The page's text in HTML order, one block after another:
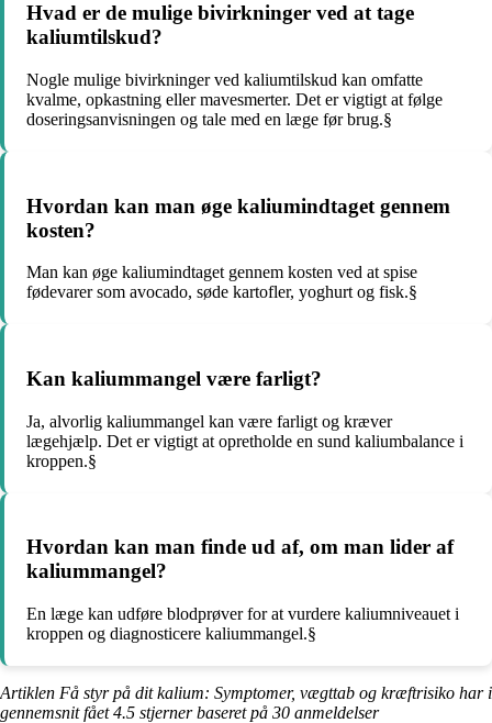
Hvad er de mulige bivirkninger ved at tage
kaliumtilskud?
Nogle mulige bivirkninger ved kaliumtilskud kan omfatte
kvalme, opkastning eller mavesmerter. Det er vigtigt at følge
doseringsanvisningen og tale med en læge før brug.§
Hvordan kan man øge kaliumindtaget gennem
kosten?
Man kan øge kaliumindtaget gennem kosten ved at spise
fødevarer som avocado, søde kartofler, yoghurt og fisk.§
Kan kaliummangel være farligt?
Ja, alvorlig kaliummangel kan være farligt og kræver
lægehjælp. Det er vigtigt at opretholde en sund kaliumbalance i
kroppen.§
Hvordan kan man finde ud af, om man lider af
kaliummangel?
En læge kan udføre blodprøver for at vurdere kaliumniveauet i
kroppen og diagnosticere kaliummangel.§
Artiklen Få styr på dit kalium: Symptomer, vægttab og kræftrisiko har i
gennemsnit fået4.5 stjerner baseret på 30 anmeldelser